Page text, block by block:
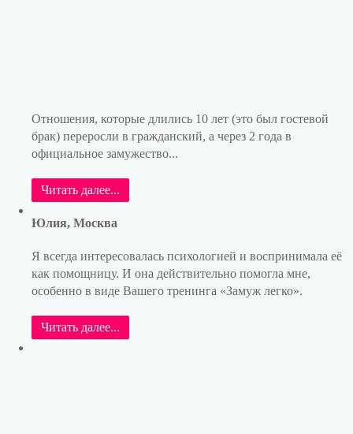
Отношения, которые длились 10 лет (это был гостевой
брак) переросли в гражданский, а через 2 года в
официальное замужество...
Читать далее...
Юлия, Москва
Я всегда интересовалась психологией и воспринимала её
как помощницу. И она действительно помогла мне,
особенно в виде Вашего тренинга «Замуж легко».
Читать далее...